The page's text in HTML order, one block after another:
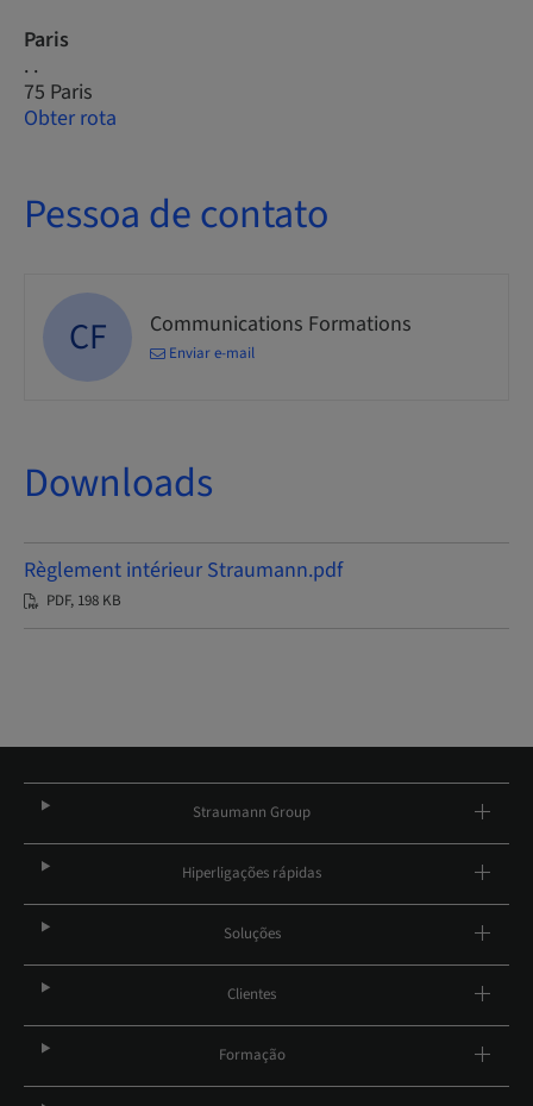
Paris
. .
75 Paris
Obter rota
Pessoa de contato
CF Communications Formations
Enviar e-mail
Downloads
Règlement intérieur Straumann.pdf
PDF, 198 KB
Straumann Group
Hiperligações rápidas
Soluções
Clientes
Formação